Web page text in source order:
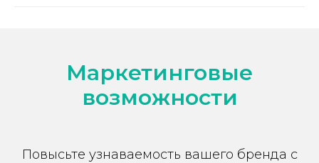
Маркетинговые
возможности
Повысьте узнаваемость вашего бренда с